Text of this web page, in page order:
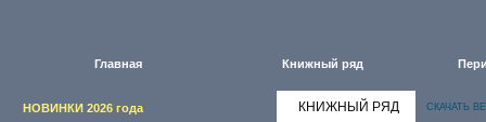
Главная Книжный ряд
НОВИНКИ 2026 года
КНИЖНЫЙ РЯД СКАЧАТЬ